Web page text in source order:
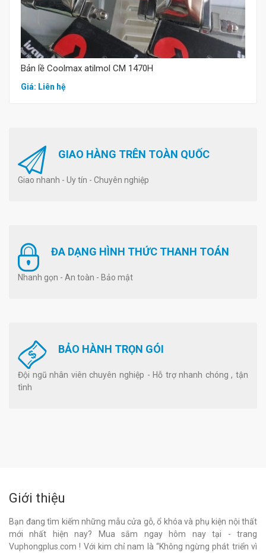
Bản lề Coolmax atilmol CM 1470H
Giá: Liên hệ
GIAO HÀNG TRÊN TOÀN QUỐC
Giao nhanh - Uy tín - Chuyên nghiệp
ĐA DẠNG HÌNH THỨC THANH TOÁN
Nhanh gọn - An toàn - Bảo mật
BẢO HÀNH TRỌN GÓI
Đội ngũ nhân viên chuyên nghiệp - Hỗ trợ nhanh chóng , tận
tình
Giới thiệu
Bạn đang tìm kiếm những mẫu cửa gỗ, ổ khóa và phụ kiện nội thất
mới nhất hiện nay? Mua sắm ngay hôm nay tại - trang
Vuphongplus.com ! Với kim chỉ nam là “Không ngừng phát triển vì